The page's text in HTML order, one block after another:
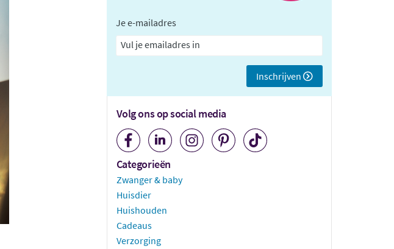
Je e-mailadres
Inschrijven
Volg ons op social media
Categorieën
Zwanger & baby
Huisdier
Huishouden
Cadeaus
Verzorging